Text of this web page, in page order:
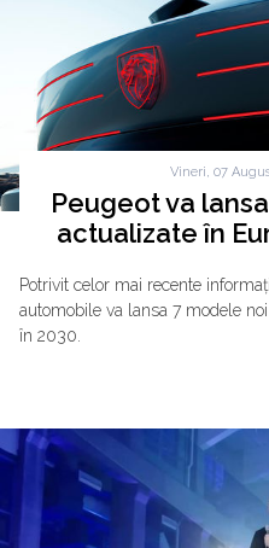
Vineri, 07
Peugeot va
actualizate în
Potrivit celor mai recente
automobile va lansa 7 modele
în 2030.